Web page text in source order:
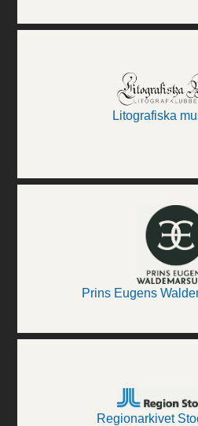
Litografiska
Prins Eugens
Regionarkivet